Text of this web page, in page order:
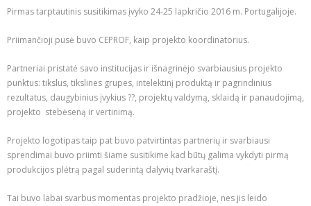
Pirmas tarptautinis susitikimas įvyko 24-25 lapkričio 2016 m. Portugalijoje.
Priimančioji pusė buvo CEPROF, kaip projekto koordinatorius.
Partneriai pristatė savo institucijas ir išnagrinėjo svarbiausius projekto
punktus: tikslus, tikslines grupes, intelektinį produktą ir pagrindinius
rezultatus, daugybinius įvykius ??, projektų valdymą, sklaidą ir panaudojimą,
projekto stebėseną ir vertinimą.
Projekto logotipas taip pat buvo patvirtintas partnerių ir svarbiausi
sprendimai buvo priimti šiame susitikime kad būtų galima vykdyti pirmą
produkcijos plėtrą pagal suderintą dalyvių tvarkaraštį.
Tai buvo labai svarbus momentas projekto pradžioje, nes jis leido